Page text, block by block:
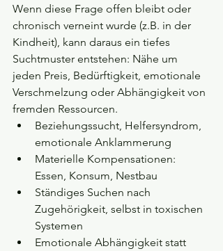
Wenn diese Frage offen bleibt oder
chronisch verneint wurde (z.B. in der
Kindheit), kann daraus ein tiefes
Suchtmuster entstehen: Nähe um
jeden Preis, Bedürftigkeit, emotionale
Verschmelzung oder Abhängigkeit von
fremden Ressourcen.
Beziehungssucht, Helfersyndrom,
emotionale Anklammerung
Materielle Kompensationen:
Essen, Konsum, Nestbau
Ständiges Suchen nach
Zugehörigkeit, selbst in toxischen
Systemen
Emotionale Abhängigkeit statt